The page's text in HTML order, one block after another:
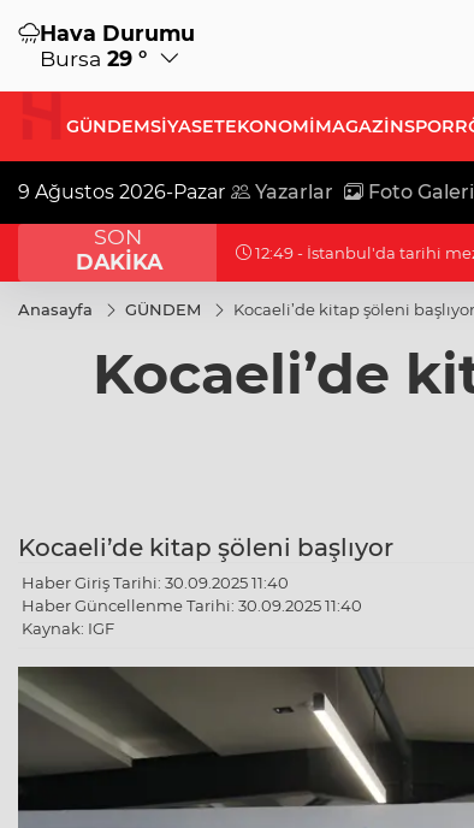
Hava Durumu
Bursa 29 °
GÜNDEMSİYASETEKONOMİMAGAZİNSPOR
9 Ağustos 2026-Pazar Yazarlar Foto Galeri
SON
DAKİKA
12:49 - İstanbul'da tarihi
Anasayfa GÜNDEM Kocaeli’de kitap şöleni başlıyor
Kocaeli’de
Kocaeli’de kitap şöleni başlıyor
Haber Giriş Tarihi: 30.09.2025 11:40
Haber Güncellenme Tarihi: 30.09.2025 11:40
Kaynak: IGF